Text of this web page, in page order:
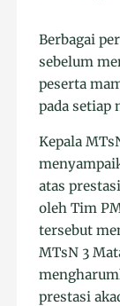
Berbagai
sebelum
peserta
pada setiap
Kepala
atas
oleh Tim
tersebut
MTsN 3
prestasi